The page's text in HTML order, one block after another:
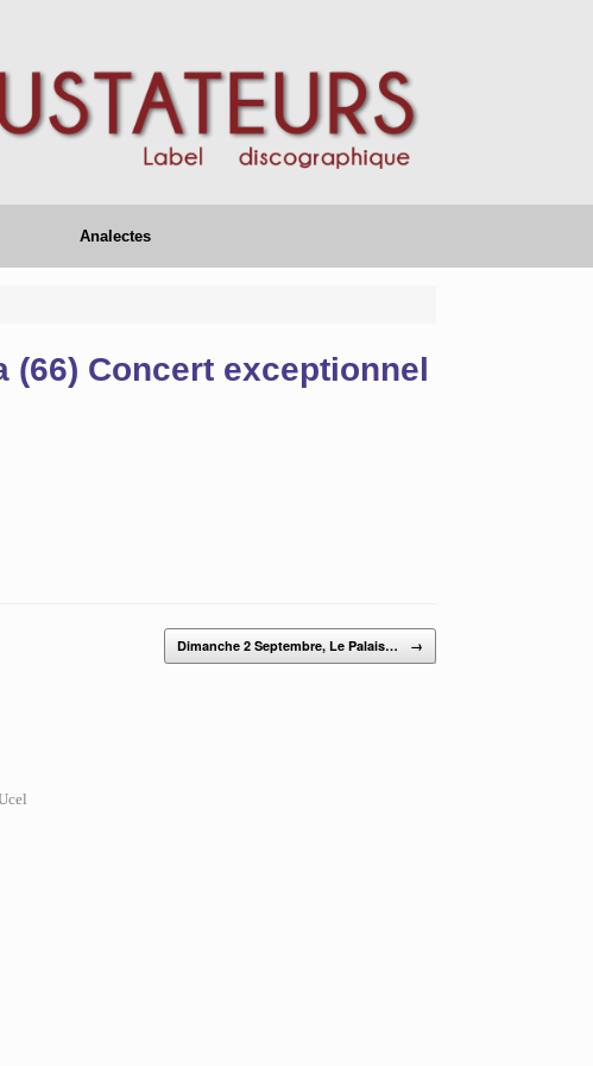
Analectes
(66) Concert exceptionnel
Dimanche 2 Septembre, Le Palais… →